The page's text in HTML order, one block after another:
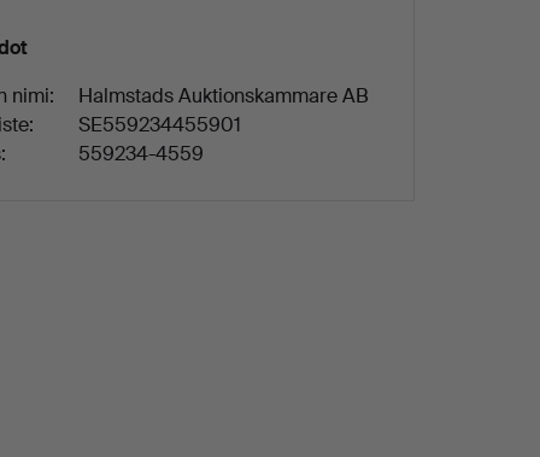
nimi:
Halmstads Auktionskammare AB
SE559234455901
559234-4559